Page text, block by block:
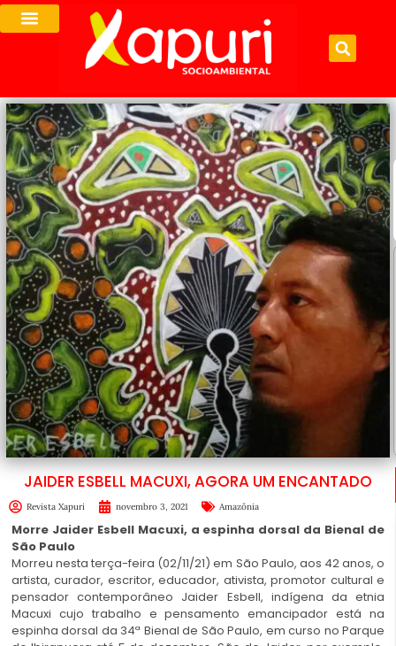
JAIDER ESBELL MACUXI, AGORA UM ENCANTADO
Revista Xapuri novembro 3, 2021 Amazônia
Morre Jaider Esbell Macuxi, a espinha dorsal da Bienal de
São Paulo
Morreu nesta terça-feira (02/11/21) em São Paulo, aos 42 anos, o
artista, curador, escritor, educador, ativista, promotor cultural e
pensador contemporâneo Jaider Esbell, indígena da etnia
Macuxi cujo trabalho e pensamento emancipador está na
espinha dorsal da 34ª Bienal de São Paulo, em curso no Parque